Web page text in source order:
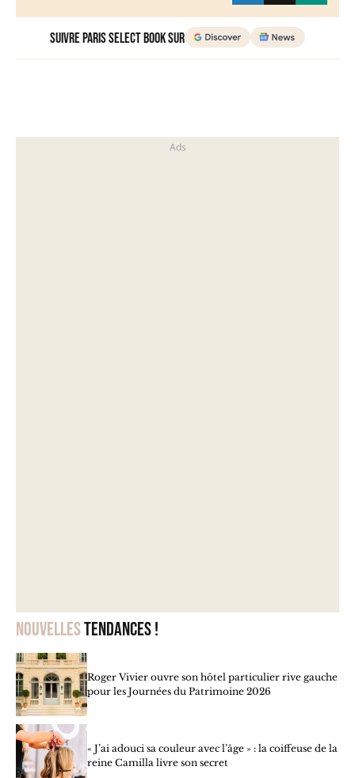
Nouvellestendances !
Roger Vivier ouvre son hôtel particulier rive gauche
pour les Journées du Patrimoine 2026
« J’ai adouci sa couleur avec l’âge » : la coiffeuse de la
reine Camilla livre son secret
Suivre Paris Select Book sur